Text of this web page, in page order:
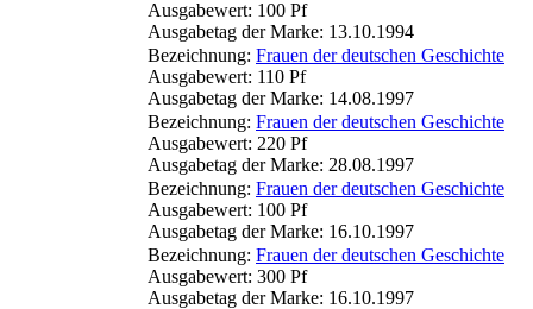
Ausgabewert: 100 Pf
Ausgabetag der Marke: 13.10.1994
Bezeichnung: Frauen der deutschen Geschichte
Ausgabewert: 110 Pf
Ausgabetag der Marke: 14.08.1997
Bezeichnung: Frauen der deutschen Geschichte
Ausgabewert: 220 Pf
Ausgabetag der Marke: 28.08.1997
Bezeichnung: Frauen der deutschen Geschichte
Ausgabewert: 100 Pf
Ausgabetag der Marke: 16.10.1997
Bezeichnung: Frauen der deutschen Geschichte
Ausgabewert: 300 Pf
Ausgabetag der Marke: 16.10.1997